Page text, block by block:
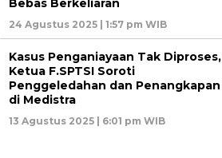
Bebas Berkeliaran
24 Agustus 2025 | 1:57 pm WIB
Kasus Penganiayaan Tak Diproses,
Ketua F.SPTSI Soroti
Penggeledahan dan Penangkapan
di Medistra
13 Agustus 2025 | 6:01 pm WIB